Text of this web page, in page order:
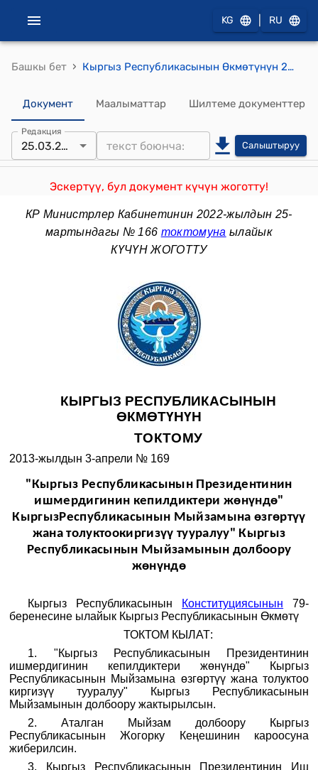
KG RU
Башкы бет › Кыргыз Республикасынын Өкмөтүнүн 2013-жылдын 3-апрелиндеги № 169 "Кыргыз Республикасынын Президентинин ишмердигинин кепилдиктери жөнүндө" КыргызРеспубликасынын Мыйзамына өзгөртүү жана толуктоокиргизүү тууралуу" Кыргыз Республикасынын Мыйзамынын долбоору жөнүндө" токтому
Документ Маалыматтар Шилтеме документтер
Редакция
25.03.2022 Салыштыруу
Эскертүү, бул документ күчүн жоготту!